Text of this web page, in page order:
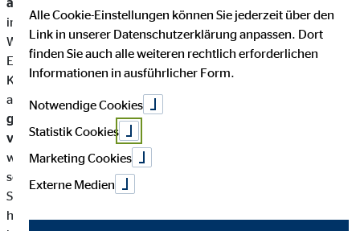
im Alter zu sichern. Eine Studie des Deutschen Instituts für
Wirtschaftsforschung zeigt, dass über die Hälfte der
Erwerbstätigen zwischen 55 und 64 Jahren ihren aktuellen
Konsum mit den erwarteten Rentenansprüchen nicht
aufrechterhalten können. Der Grund dafür ist klar: Die
gesetzliche Rente bildet oft nur die Basis – nicht aber die
vollständige finanzielle Absicherung.
wichtig sich um dieprivate Altersvorsorge
schließt die entstehende Versorgungslücke und schafft
Spielraum für ein selbstbestimmtes Leben im Alter, sodass eine
höhere Chance darin besteht den bestehenden Lebensstandard
Alle Cookie-Einstellungen können Sie jederzeit über den
Link in unserer Datenschutzerklärung anpassen. Dort
finden Sie auch alle weiteren rechtlich erforderlichen
Informationen in ausführlicher Form.
Notwendige Cookies
Statistik Cookies
Marketing Cookies
Externe Medien